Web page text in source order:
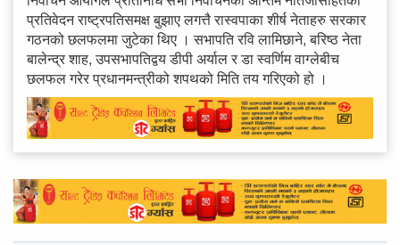
प्रतिवेदन राष्ट्रपतिसमक्ष बुझाए लगत्तै रास्वपाका शीर्ष नेताहरु सरकार
गठनको छलफलमा जुटेका थिए । सभापति रवि लामिछाने, बरिष्ठ नेता
बालेन्द्र शाह, उपसभापतिद्वय डीपी अर्याल र डा स्वर्णिम वाग्लेबीच
छलफल गरेर प्रधानमन्त्रीको शपथको मिति तय गरिएको हो ।